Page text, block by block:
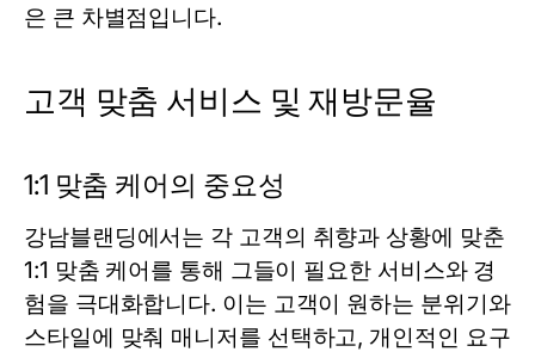
은 큰 차별점입니다.
고객 맞춤 서비스 및 재방문율
1:1 맞춤 케어의 중요성
강남블랜딩에서는 각 고객의 취향과 상황에 맞춘
1:1 맞춤 케어를 통해 그들이 필요한 서비스와 경
험을 극대화합니다. 이는 고객이 원하는 분위기와
스타일에 맞춰 매니저를 선택하고, 개인적인 요구